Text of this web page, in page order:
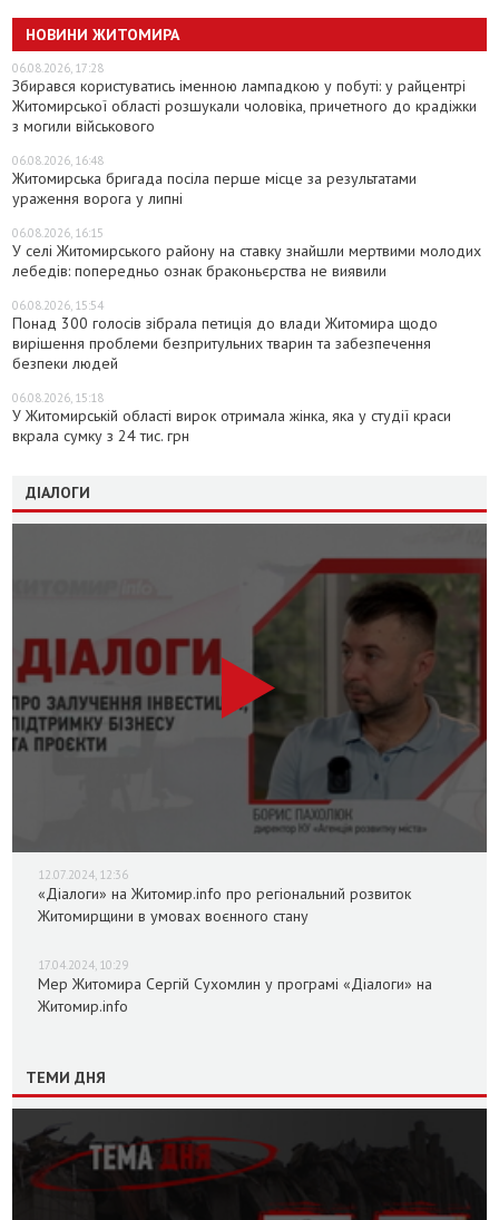
НОВИНИ ЖИТОМИРА
06.08.2026, 17:28
Збирався користуватись іменною лампадкою у побуті: у райцентрі
Житомирської області розшукали чоловіка, причетного до крадіжки
з могили військового
06.08.2026, 16:48
Житомирська бригада посіла перше місце за результатами
ураження ворога у липні
06.08.2026, 16:15
У селі Житомирського району на ставку знайшли мертвими молодих
лебедів: попередньо ознак браконьєрства не виявили
06.08.2026, 15:54
Понад 300 голосів зібрала петиція до влади Житомира щодо
вирішення проблеми безпритульних тварин та забезпечення
безпеки людей
06.08.2026, 15:18
У Житомирській області вирок отримала жінка, яка у студії краси
вкрала сумку з 24 тис. грн
ДІАЛОГИ
12.07.2024, 12:36
«Діалоги» на Житомир.info про регіональний розвиток
Житомирщини в умовах воєнного стану
17.04.2024, 10:29
Мер Житомира Сергій Сухомлин у програмі «Діалоги» на
Житомир.info
ТЕМИ ДНЯ